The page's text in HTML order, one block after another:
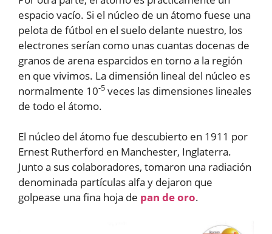
espacio vacío. Si el núcleo de un átomo fuese una
pelota de fútbol en el suelo delante nuestro, los
electrones serían como unas cuantas docenas de
granos de arena esparcidos en torno a la región
en que vivimos. La dimensión lineal del núcleo es
normalmente 10-5 veces las dimensiones lineales
de todo el átomo.
El núcleo del átomo fue descubierto en 1911 por
Ernest Rutherford en Manchester, Inglaterra.
Junto a sus colaboradores, tomaron una radiación
denominada partículas alfa y dejaron que
golpease una fina hoja de pan de oro.